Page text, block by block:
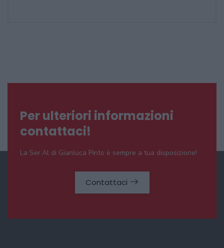
Per ulteriori informazioni
contattaci!
La Ser.Al di Gianluca Pinto è sempre a tua disposizione!
Contattaci